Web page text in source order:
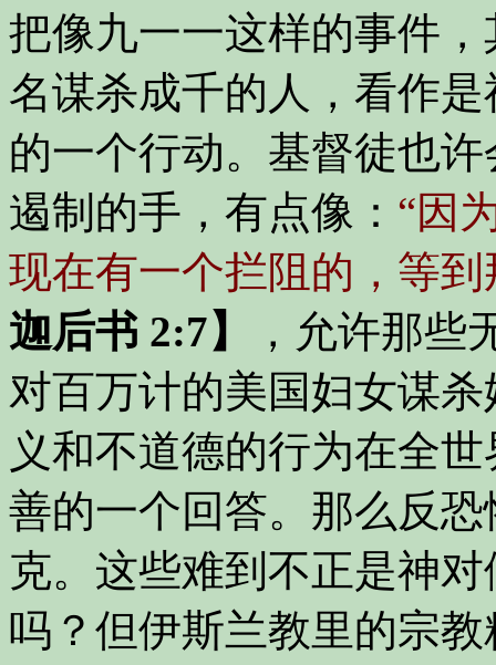
把像九一一这样的事件
名谋杀成千的人，看作
的一个行动。基督徒也
遏制的手，有点像： “因
现在有一个拦阻的，等
迦后书 2:7】
，允许那些
对百万计的美国妇女谋
义和不道德的行为在全
善的一个回答。那么反
克。这些难到不正是神
吗？但伊斯兰教里的宗